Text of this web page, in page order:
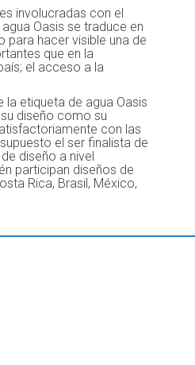
involucradas con el
Oasis se traduce en
para hacer visible una de
que en la
el acceso a la
etiqueta de agua Oasis
diseño como su
con las
el ser finalista de
diseño a nivel
participan diseños de
Rica, Brasil, México,